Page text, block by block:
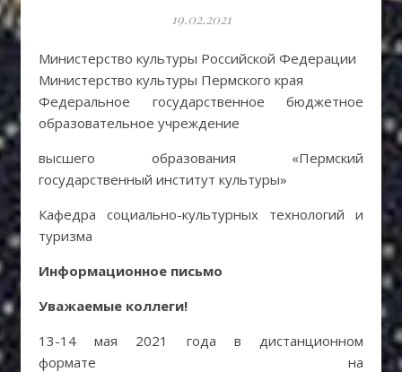
19.02.2021
Министерство культуры Российской Федерации
Министерство культуры Пермского края
Федеральное государственное бюджетное
образовательное учреждение
высшего образования «Пермский
государственный институт культуры»
Кафедра социально-культурных технологий и
туризма
Информационное письмо
Уважаемые коллеги!
13-14 мая 2021 года в дистанционном
формате на